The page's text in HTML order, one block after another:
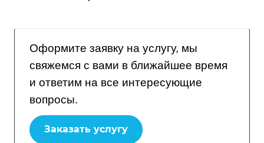
Оформите заявку на услугу, мы
свяжемся с вами в ближайшее время
и ответим на все интересующие
вопросы.
Заказать услугу